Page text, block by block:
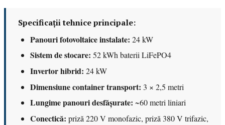
Specificații tehnice principale:
Panouri fotovoltaice instalate: 24 kW
Sistem de stocare: 52 kWh baterii LiFePO4
Invertor hibrid: 24 kW
Dimensiune container transport: 3 × 2,5 metri
Lungime panouri desfășurate: ~60 metri liniari
Conectică: priză 220 V monofazic, priză 380 V trifazic,